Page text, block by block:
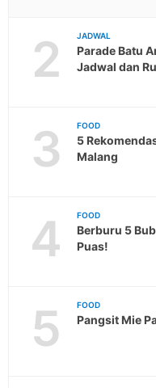
2 JADWAL
Parade Batu
Jadwal dan
3 FOOD
5
Malang
4 FOOD
Berburu 5
Puas!
5 FOOD
Pangsit Mie